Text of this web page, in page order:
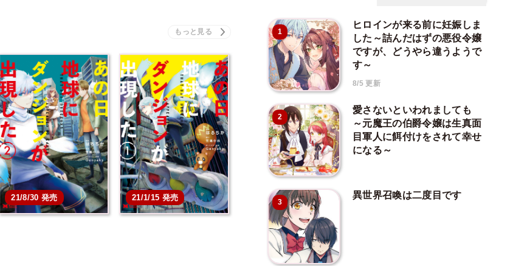
21/8/30 発売 21/1/15 発売
1
ヒロインが来る前に妊娠しま
した～詰んだはずの悪役令嬢
ですが、どうやら違うようで
す～
8/5 更新
2
愛さないといわれましても
～元魔王の伯爵令嬢は生真面
目軍人に餌付けをされて幸せ
になる～
3
異世界召喚は二度目です